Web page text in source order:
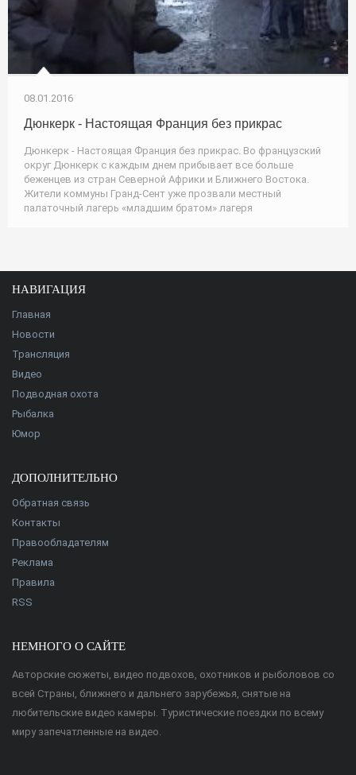
08.01.2016
Дюнкерк - Настоящая Франция без прикрас
Дюнкерк - Настоящая Франция без прикрас. Во французский
округ Дюнкерк с каждым днем прибывает все больше
беженцев из стран Северной Африки и Ближнего Востока.
Жители коммуны Гранд-Сент уже прозвали местный
палаточный лагерь «младшим братом» лагеря
НАВИГАЦИЯ
Главная
Новости
Трансляция
Видео
Подводная охота
Рыбалка
Юмор
ДОПОЛНИТЕЛЬНО
Обратная связь
Контакты
Правообладателям
Реклама
Правила
RSS
НЕМНОГО О САЙТЕ
Авторские сюжеты, видео подвохов, охотников и рыболовов со
всей Страны, ближнего и дальнего зарубежья, снятые на
любительские видео камеры. Туристические поездки по всему
миру запечатленные на видео.